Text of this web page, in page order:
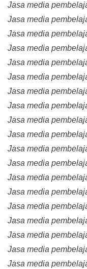
Jasa media
Jasa media
Jasa media
Jasa media
Jasa media
Jasa media
Jasa media
Jasa media
Jasa media
Jasa media
Jasa media
Jasa media
Jasa media
Jasa media
Jasa media
Jasa media
Jasa media
Jasa media
Jasa media